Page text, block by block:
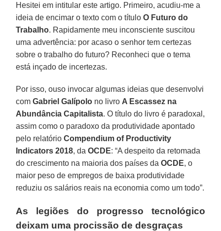
Hesitei em intitular este artigo. Primeiro, acudiu-me a
ideia de encimar o texto com o títuloO Futuro do
Trabalho. Rapidamente meu inconsciente suscitou
uma advertência: por acaso o senhor tem certezas
sobre o trabalho do futuro? Reconheci que o tema
está inçado de incertezas.
Por isso, ouso invocar algumas ideias que desenvolvi
comGabriel Galípolo no livro A Escassez na
Abundância Capitalista. O título do livro é paradoxal,
assim como o paradoxo da produtividade apontado
pelo relatórioCompendium of Productivity
Indicators 2018, daOCDE: “A despeito da retomada
do crescimento na maioria dos países daOCDE, o
maior peso de empregos de baixa produtividade
reduziu os salários reais na economia como um todo”.
As legiões do progresso tecnológico
deixam uma procissão de desgraças